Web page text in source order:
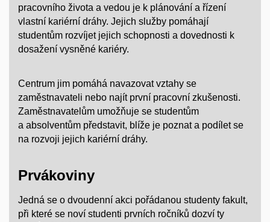
pracovního života a vedou je k plánování a řízení
vlastní kariérní dráhy. Jejich služby pomáhají
studentům rozvíjet jejich schopnosti a dovednosti k
dosažení vysněné kariéry.
Centrum jim pomáhá navazovat vztahy se
zaměstnavateli nebo najít první pracovní zkušenosti.
Zaměstnavatelům umožňuje se studentům
a absolventům představit, blíže je poznat a podílet se
na rozvoji jejich kariérní dráhy.
Prvákoviny
Jedná se o dvoudenní akci pořádanou studenty fakult,
při které se noví studenti prvních ročníků dozví ty